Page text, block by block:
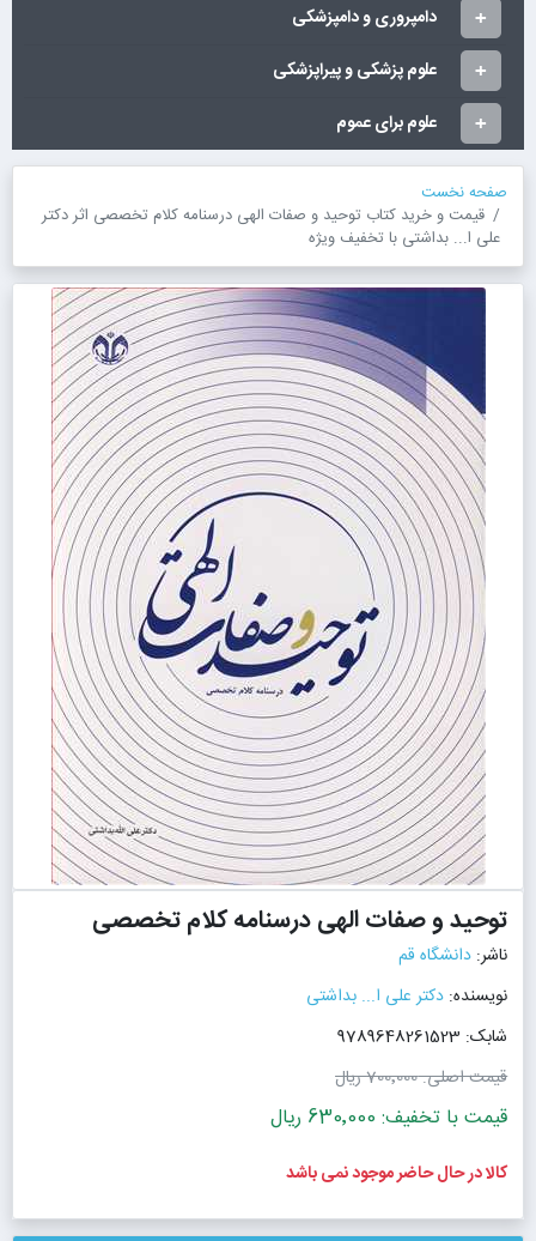
دامپروری و دامپزشکی
علوم پزشکی و پیراپزشکی
علوم برای عموم
صفحه نخست
قیمت و خرید کتاب توحید و صفات الهی درسنامه کلام تخصصی اثر دکتر
علی ا... بداشتی با تخفیف ویژه
توحید و صفات الهی درسنامه کلام تخصصی
ناشر: دانشگاه قم
نویسنده: دکتر علی ا... بداشتی
شابک: 9789648261523
قیمت اصلی:700٬000 ریال
قیمت با تخفیف: 630٬000 ریال
کالا در حال حاضر موجود نمی باشد